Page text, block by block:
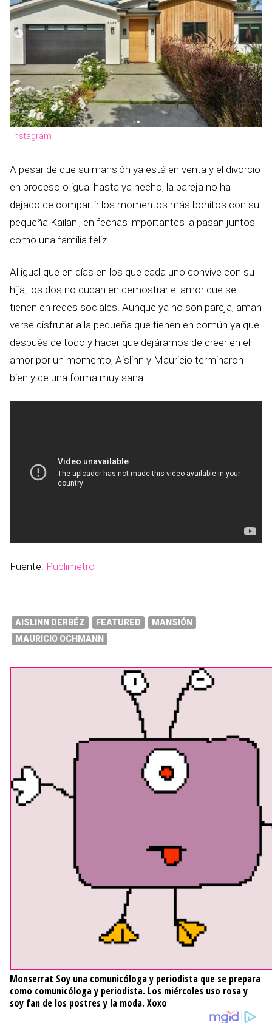
Instagram
A pesar de que su mansión ya está en venta y el divorcio
en proceso o igual hasta ya hecho, la pareja no ha
dejado de compartir los momentos más bonitos con su
pequeña Kailani, en fechas importantes la pasan juntos
como una familia feliz.
Al igual que en días en los que cada uno convive con su
hija, los dos no dudan en demostrar el amor que se
tienen en redes sociales. Aunque ya no son pareja, aman
verse disfrutar a la pequeña que tienen en común ya que
después de todo y hacer que dejáramos de creer en el
amor por un momento, Aislinn y Mauricio terminaron
bien y de una forma muy sana.
Fuente: Publimetro
AISLINN DERBÉZ FEATURED
MANSIÓN
MAURICIO OCHMANN
Monserrat Soy una comunicóloga y periodista que se prepara
como comunicóloga y periodista. Los miércoles uso rosa y
soy fan de los postres y la moda. Xoxo